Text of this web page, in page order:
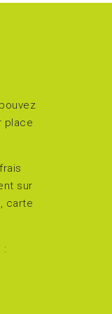
place
sur
carte
: